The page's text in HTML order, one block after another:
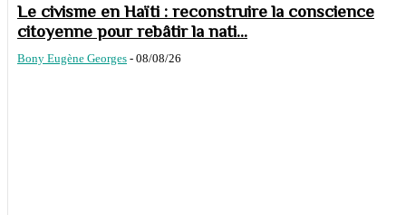
Le civisme en Haïti : reconstruire la conscience
citoyenne pour rebâtir la nati...
Bony Eugène Georges - 08/08/26